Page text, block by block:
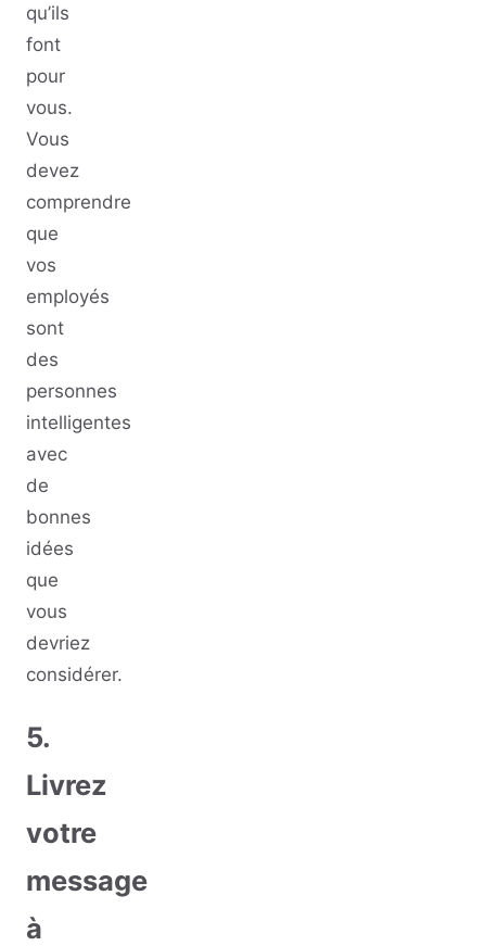
qu’ils
font
pour
vous.
Vous
devez
comprendre
que
vos
employés
sont
des
personnes
intelligentes
avec
de
bonnes
idées
que
vous
devriez
considérer.
5.
Livrez
votre
message
à